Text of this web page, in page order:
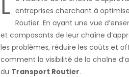
L entreprises cherchant à
Routier. En ayant une vue
et composants de leur chaîne
les problèmes, réduire les coûts et
comment la visibilité de la chaîne
du Transport Routier.